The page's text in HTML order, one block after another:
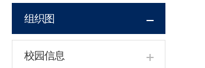
组织图
校园信息